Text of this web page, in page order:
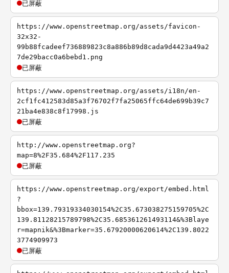
已屏蔽
https://www.openstreetmap.org/assets/favicon-
32x32-
99b88fcadeef736889823c8a886b89d8cada9d4423a49a2
7de29bacc0a6bebd1.png
已屏蔽
https://www.openstreetmap.org/assets/i18n/en-
2cf1fc412583d85a3f76702f7fa25065ffc64de699b39c7
21ba4e838c8f17998.js
已屏蔽
http://www.openstreetmap.org?
map=8%2F35.684%2F117.235
已屏蔽
https://www.openstreetmap.org/export/embed.html
?
bbox=139.79319334030154%2C35.673038275159705%2C
139.81128215789798%2C35.685361261493114&%3Blaye
r=mapnik&%3Bmarker=35.67920000620614%2C139.8022
3774909973
已屏蔽